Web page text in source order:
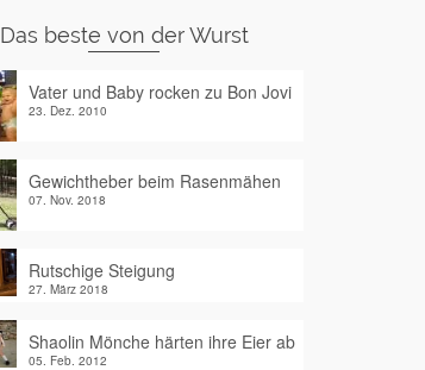
Das beste von der Wurst
Vater und Baby rocken zu Bon Jovi
23. Dez. 2010
Gewichtheber beim Rasenmähen
07. Nov. 2018
Rutschige Steigung
27. März 2018
Shaolin Mönche härten ihre Eier ab
05. Feb. 2012